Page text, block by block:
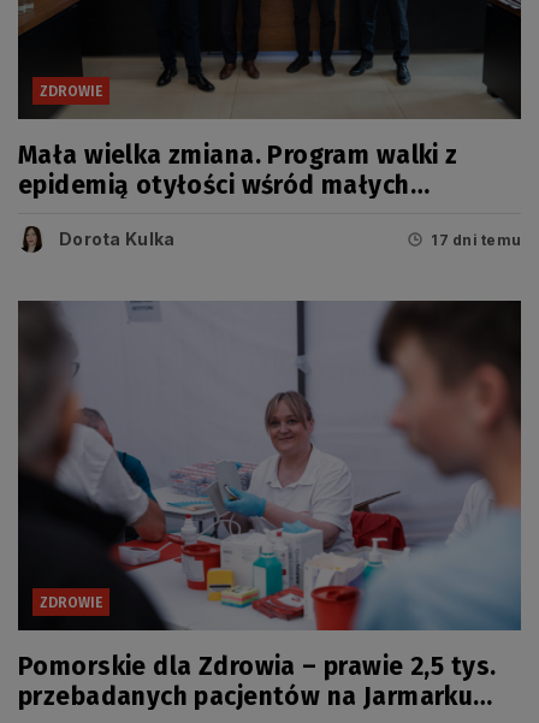
ZDROWIE
Mała wielka zmiana. Program walki z
epidemią otyłości wśród małych
Dorota Kulka 17 dni temu
ZDROWIE
Pomorskie dla Zdrowia – prawie 2,5 tys.
przebadanych pacjentów na Jarmarku